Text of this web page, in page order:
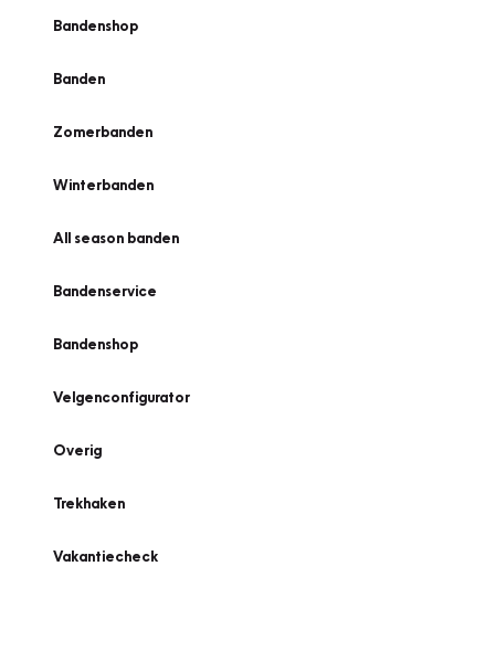
Bandenshop
Banden
Zomerbanden
Winterbanden
All season banden
Bandenservice
Bandenshop
Velgenconfigurator
Overig
Trekhaken
Vakantiecheck